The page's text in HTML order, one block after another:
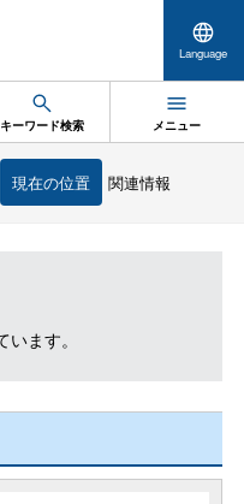
Language
キーワード検索 メニュー
現在の位置 関連情報
ます。